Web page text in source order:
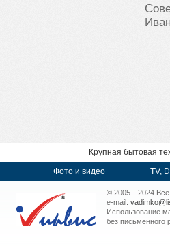
Крупная бытовая
Фото и видео
TV,
© 2005—2024
e-mail:
Использование
без письменного